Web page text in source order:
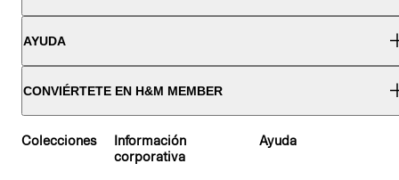
AYUDA
CONVIÉRTETE EN H&M MEMBER
Colecciones
Información
corporativa
Ayuda